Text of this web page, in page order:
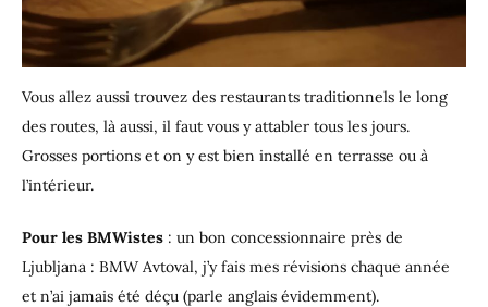
Vous allez aussi trouvez des restaurants traditionnels le long
des routes, là aussi, il faut vous y attabler tous les jours.
Grosses portions et on y est bien installé en terrasse ou à
l’intérieur.
Pour les BMWistes : un bon concessionnaire près de
Ljubljana : BMW Avtoval, j’y fais mes révisions chaque année
et n’ai jamais été déçu (parle anglais évidemment).